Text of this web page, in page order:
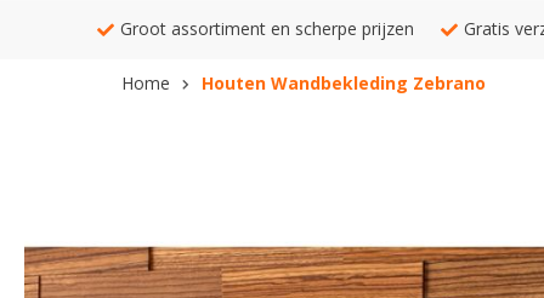
Groot assortiment en scherpe prijzen Gratis
Home Houten Wandbekleding Zebrano
de
afbeeldingen-